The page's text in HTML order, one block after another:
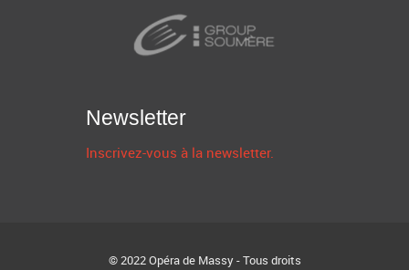
Newsletter
Inscrivez-vous à la newsletter.
© 2022 Opéra de Massy - Tous droits